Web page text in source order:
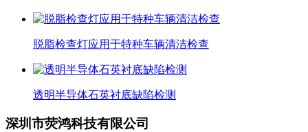
脱脂检查灯应用于特种车辆清洁检查
透明半导体石英衬底缺陷检测
深圳市荧鸿科技有限公司